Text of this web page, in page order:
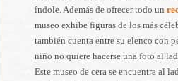
índole. Además de ofrecer todo un
museo exhibe figuras de los más
también cuenta entre su elenco con
niño no quiere hacerse una foto al
Este museo de cera se encuentra al